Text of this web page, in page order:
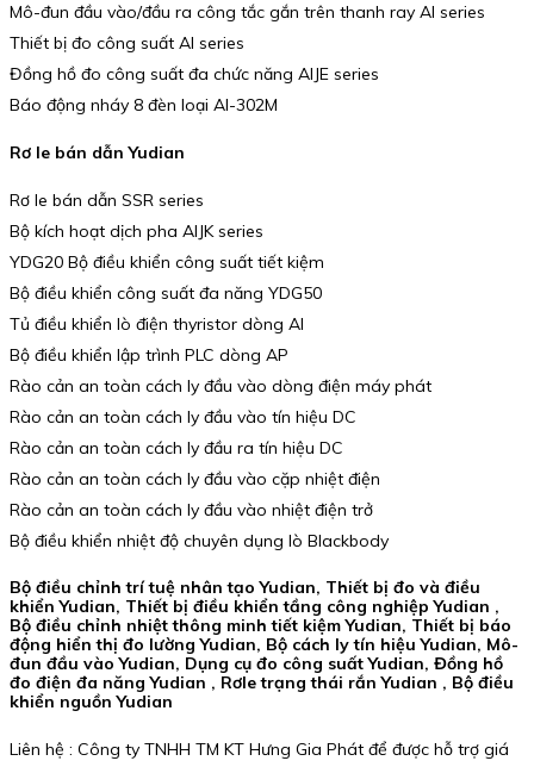
Mô-đun đầu vào/đầu ra công tắc gắn trên thanh ray AI series
Thiết bị đo công suất AI series
Đồng hồ đo công suất đa chức năng AIJE series
Báo động nháy 8 đèn loại AI-302M
Rơ le bán dẫn Yudian
Rơ le bán dẫn SSR series
Bộ kích hoạt dịch pha AIJK series
YDG20 Bộ điều khiển công suất tiết kiệm
Bộ điều khiển công suất đa năng YDG50
Tủ điều khiển lò điện thyristor dòng AI
Bộ điều khiển lập trình PLC dòng AP
Rào cản an toàn cách ly đầu vào dòng điện máy phát
Rào cản an toàn cách ly đầu vào tín hiệu DC
Rào cản an toàn cách ly đầu ra tín hiệu DC
Rào cản an toàn cách ly đầu vào cặp nhiệt điện
Rào cản an toàn cách ly đầu vào nhiệt điện trở
Bộ điều khiển nhiệt độ chuyên dụng lò Blackbody
Bộ điều chỉnh trí tuệ nhân tạo Yudian, Thiết bị đo và điều
khiển Yudian, Thiết bị điều khiển tầng công nghiệp Yudian ,
Bộ điều chỉnh nhiệt thông minh tiết kiệm Yudian, Thiết bị báo
động hiển thị đo lường Yudian, Bộ cách ly tín hiệu Yudian, Mô-
đun đầu vào Yudian, Dụng cụ đo công suất Yudian, Đồng hồ
đo điện đa năng Yudian , Rơle trạng thái rắn Yudian , Bộ điều
khiển nguồn Yudian
Liên hệ : Công ty TNHH TM KT Hưng Gia Phát để được hỗ trợ giá